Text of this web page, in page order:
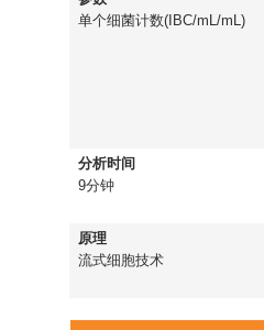
单个细菌计数(IBC/mL/mL)
分析时间
9分钟
原理
流式细胞技术